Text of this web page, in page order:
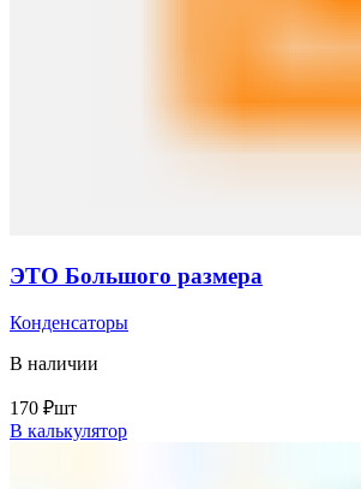
ЭТО Большого размера
Конденсаторы
В наличии
170 ₽шт
В калькулятор